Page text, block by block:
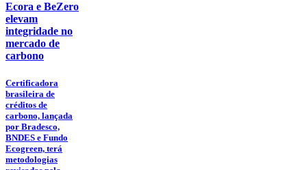
Ecora e BeZero
elevam
integridade no
mercado de
carbono
Certificadora
brasileira de
créditos de
carbono, lançada
por Bradesco,
BNDES e Fundo
Ecogreen, terá
metodologias